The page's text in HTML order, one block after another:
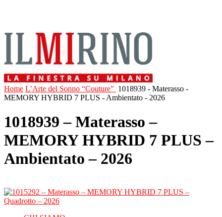
Home L’Arte del Sonno “Couture” 1018939 - Materasso -
MEMORY HYBRID 7 PLUS - Ambientato - 2026
1018939 – Materasso –
MEMORY HYBRID 7 PLUS –
Ambientato – 2026